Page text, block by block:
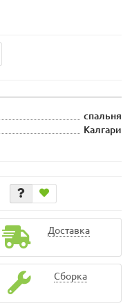
спальня
Калгари
Доставка
Сборка